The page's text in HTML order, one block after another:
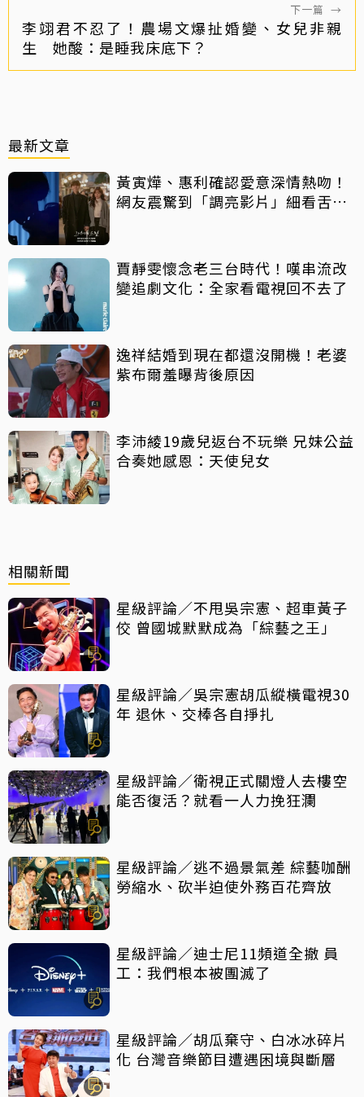
下一篇 →
李翊君不忍了！農場文爆扯婚變、女兒非親
生 她酸：是睡我床底下？
最新文章
黃寅燁、惠利確認愛意深情熱吻！
網友震驚到「調亮影片」細看舌吻
賈靜雯懷念老三台時代！嘆串流改
變追劇文化：全家看電視回不去了
逸祥結婚到現在都還沒開機！老婆
紫布爾羞曝背後原因
李沛綾19歲兒返台不玩樂 兄妹公益
合奏她感恩：天使兒女
相關新聞
星級評論／不甩吳宗憲、超車黃子
佼 曾國城默默成為「綜藝之王」
星級評論／吳宗憲胡瓜縱橫電視30
年 退休、交棒各自掙扎
星級評論／衛視正式關燈人去樓空
能否復活？就看一人力挽狂瀾
星級評論／逃不過景氣差 綜藝咖酬
勞縮水、砍半迫使外務百花齊放
星級評論／迪士尼11頻道全撤 員
工：我們根本被團滅了
星級評論／胡瓜棄守、白冰冰碎片
化 台灣音樂節目遭遇困境與斷層